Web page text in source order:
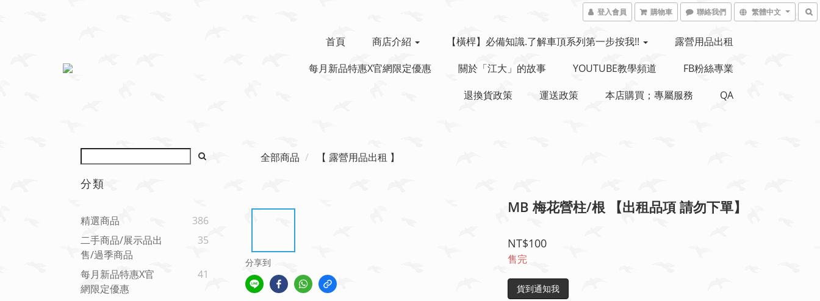
登入會員 購物車 聯絡我們 繁體中文
首頁 商店介紹 【橫桿】必備知識.了解車頂系列第一步按我!!
露營用品出租
每月新品特惠x官網限定優惠
關於「江大」的故事 YOUTUBE教學頻道
FB粉絲專業
退換貨政策
運送政策 本店購買；專屬服務 QA
分類
精選商品
386
二手商品/展示品出
售/過季商品
35
每月新品特惠x官
網限定優惠
41
全部商品 【 露營用品出租 】
分享到
MB 梅花營柱/根 【出租品項 請勿下單】
NT$100
售完
貨到通知我